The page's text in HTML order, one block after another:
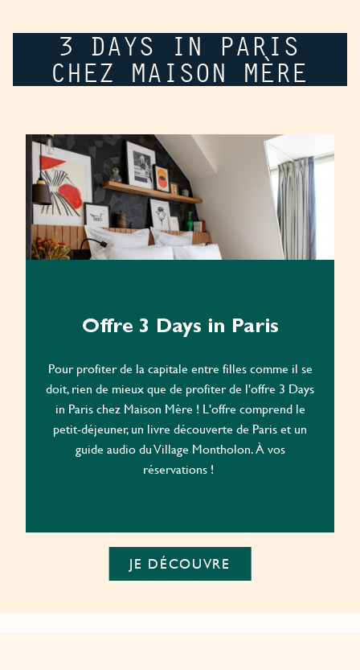
3 DAYS IN PARIS
CHEZ MAISON MÈRE
Offre 3 Days in Paris
Pour profiter de la capitale entre filles comme il se
doit, rien de mieux que de profiter de l'offre 3 Days
in Paris chez Maison Mère ! L'offre comprend le
petit-déjeuner, un livre découverte de Paris et un
guide audio du Village Montholon. À vos
réservations !
JE DÉCOUVRE